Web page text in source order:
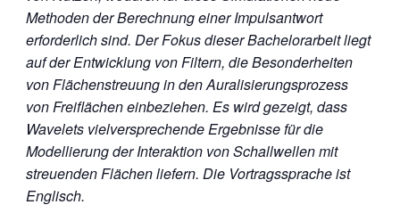
Methoden der Berechnung einer Impulsantwort
erforderlich sind. Der Fokus dieser Bachelorarbeit liegt
auf der Entwicklung von Filtern, die Besonderheiten
von Flächenstreuung in den Auralisierungsprozess
von Freiflächen einbeziehen. Es wird gezeigt, dass
Wavelets vielversprechende Ergebnisse für die
Modellierung der Interaktion von Schallwellen mit
streuenden Flächen liefern. Die Vortragssprache ist
Englisch.